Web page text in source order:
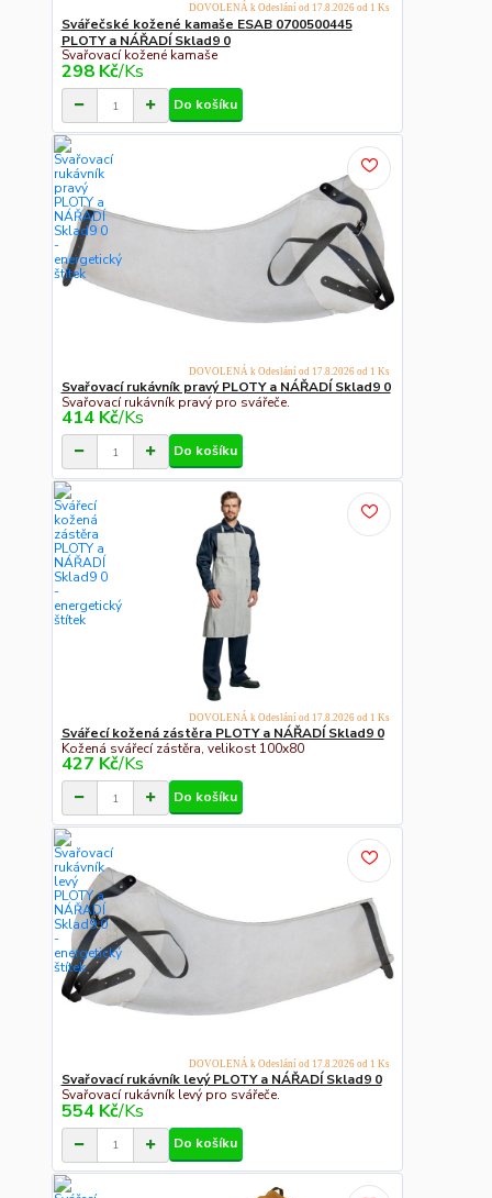
Svářečské kožené kamaše ESAB 0700500445
PLOTY a NÁŘADÍ Sklad9 0
Svařovací kožené kamaše
298 Kč/Ks
DOVOLENÁ k Odeslání od 17.8.2026 od 1 Ks
Do košíku
Svařovací rukávník pravý PLOTY a NÁŘADÍ Sklad9 0
Svařovací rukávník pravý pro svářeče.
414 Kč/Ks
DOVOLENÁ k Odeslání od 17.8.2026 od 1 Ks
Do košíku
Svářecí kožená zástěra PLOTY a NÁŘADÍ Sklad9 0
Kožená svářecí zástěra, velikost 100x80
427 Kč/Ks
DOVOLENÁ k Odeslání od 17.8.2026 od 1 Ks
Do košíku
Svařovací rukávník levý PLOTY a NÁŘADÍ Sklad9 0
Svařovací rukávník levý pro svářeče.
554 Kč/Ks
DOVOLENÁ k Odeslání od 17.8.2026 od 1 Ks
Do košíku